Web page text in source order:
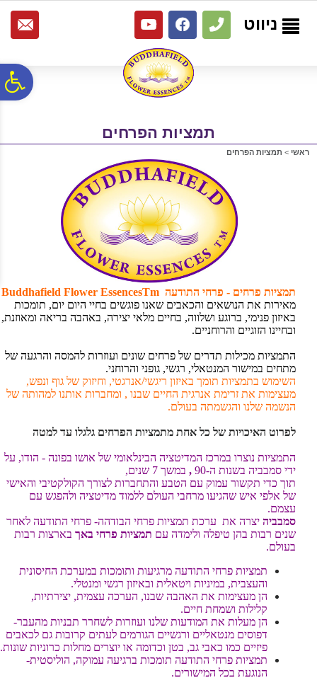
נגישות
אתר
המרכזי
ניווט
תמציות הפרחים
ראשי > תמציות הפרחים
תמציות פרחים - פרחי התודעה Buddhafield Flower EssencesTm
מאירות את הנושאים והכאבים שאנו פוגשים בחיי היום יום, תומכות
באיזון פנימי, ברוגע ושלווה, בחיים מלאי יצירה, באהבה בריאה ומאוזנת,
ובחיינו הזוגיים והרוחניים.
התמציות מכילות תדרים של פרחים שונים ועוזרות להמסה והרגעה של
מתחים במישור המנטאלי, רגשי, גופני והרוחני.
השימוש בתמציות תומך באיזון ריגשי/אנרגטי, וחיזוק של גוף ונפש,
מעצימות את זרימת אנרגית החיים שבנו , ומחברות אותנו למהותה של
הנשמה שלנו והגשמתה בעולם.
לפרוט האיכויות של כל אחת מתמציות הפרחים גלגלו עד למטה
התמציות נוצרו במרכז המדיטציה הבינלאומי של אושו בפונה - הודו, על
ידי סמבביה בשנות ה-90
, במשך 7 שנים,
תוך כדי תקשור עמוק עם הטבע והתחברות לצורך הקולקטיבי והאישי
של אלפי איש שהגיעו מרחבי העולם ללמוד מדיטציה ולהפגש עם
עצמם.
סמבביה יצרה את ערכת תמציות פרחי הבודהה- פרחי התודעה לאחר
שנים רבות בהן טיפלה ולימדה עם תמציות פרחי באך בארצות רבות
בעולם.
תמציות פרחי התודעה מרגיעות ותומכות במערכת החיסונית
והעצבית, במיניות ויטאלית ובאיזון רגשי ומנטלי.
הן מעצימות את האהבה שבנו, הערכה עצמית, יצירתיות,
קלילות ושמחת חיים.
הן מעלות את המודעות שלנו ועוזרות לשחרר תבניות מהעבר-
דפוסים מנטאליים ורגשיים הגורמים לעתים קרובות גם לכאבים
פיזיים כמו כאבי גב, בטן וכדומה או יוצרים מחלות כרוניות שונות.
תמציות פרחי התודעה תומכות ברגיעה עמוקה, הוליסטית-
הנוגעת בכל המישורים.